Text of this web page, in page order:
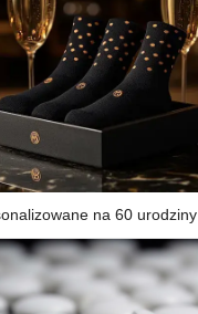
na 60 urodziny